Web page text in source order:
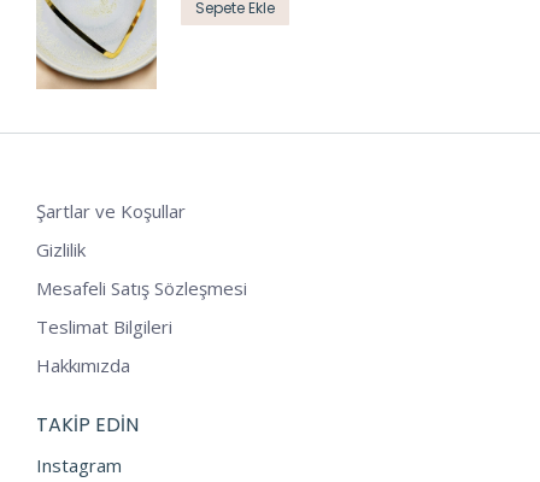
Sepete Ekle
Şartlar ve Koşullar
Gizlilik
Mesafeli Satış Sözleşmesi
Teslimat Bilgileri
Hakkımızda
TAKIP EDIN
Instagram